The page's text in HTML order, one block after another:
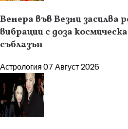
Венера във Везни
вибрации с доза
съблазън
Астрология07 Август 2026